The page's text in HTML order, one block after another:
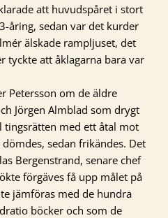
att huvudspåret i stort
åring, sedan var det kurder
älskade rampljuset, det
tyckte att åklagarna bara var
Petersson om de äldre
Jörgen Almblad som drygt
med ett åtal mot
sedan frikändes. Det
Bergenstrand, senare chef
förgäves få upp målet på
jämföras med de hundra
böcker och som de